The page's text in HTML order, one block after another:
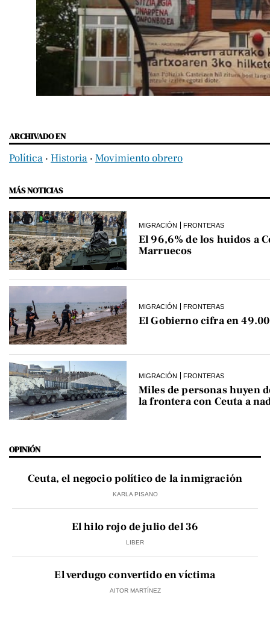
ARCHIVADO EN
Política ‧ Historia ‧ Movimiento obrero
MÁS NOTICIAS
MIGRACIÓN FRONTERAS
El 96,6% de los huidos a
Marruecos
MIGRACIÓN FRONTERAS
El Gobierno cifra en
MIGRACIÓN FRONTERAS
Miles de personas huyen
la frontera con Ceuta a
OPINIÓN
Ceuta, el negocio político de la inmigración
KARLA PISANO
El hilo rojo de julio del 36
LIBER
El verdugo convertido en víctima
AITOR MARTÍNEZ